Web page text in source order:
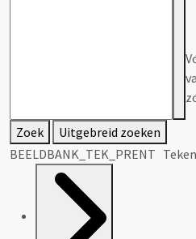
Zoek
Uitgebreid zoeken
BEELDBANK_TEK_PRENT